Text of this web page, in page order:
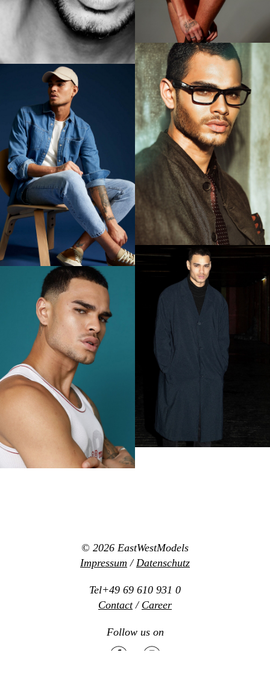
© 2026 EastWestModels
Impressum /Datenschutz
Tel+49 69 610 931 0
Contact/ Career
Follow us on